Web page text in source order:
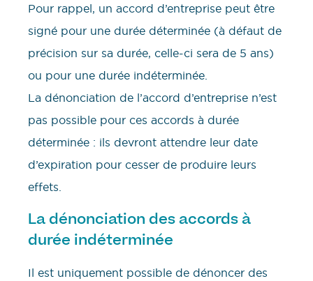
Pour rappel, un accord d’entreprise peut être
signé pour une durée déterminée (à défaut de
précision sur sa durée, celle-ci sera de 5 ans)
ou pour une durée indéterminée.
La dénonciation de l’accord d’entreprise n’est
pas possible pour ces accords à durée
déterminée : ils devront attendre leur date
d’expiration pour cesser de produire leurs
effets.
La dénonciation des accords à
durée indéterminée
Il est uniquement possible de dénoncer des